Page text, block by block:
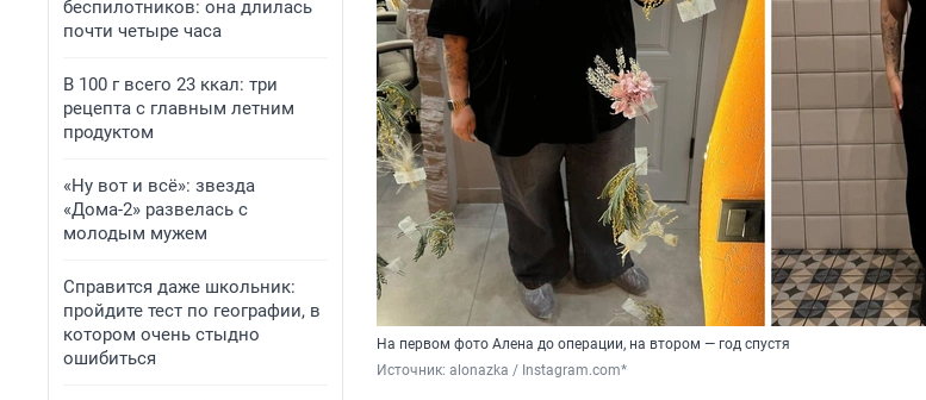
беспилотников: она длилась
почти четыре часа
В 100 г всего 23 ккал: три
рецепта с главным летним
продуктом
«Ну вот и всё»: звезда
«Дома-2» развелась с
молодым мужем
Справится даже школьник:
пройдите тест по географии, в
котором очень стыдно
ошибиться
На первом фото Алена до операции, на втором — год спустя
Источник: alonazka / Instagram.com*